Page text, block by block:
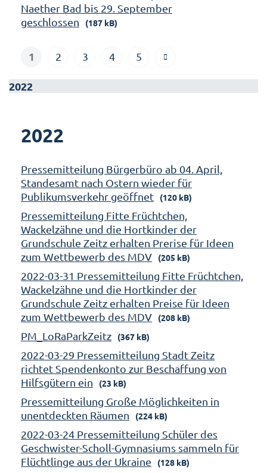
Naether Bad bis 29. September
geschlossen
(187 kB)
1 2 3 4 5
2022
2022
Pressemitteilung Bürgerbüro ab 04. April,
Standesamt nach Ostern wieder für
Publikumsverkehr geöffnet
(120 kB)
Pressemitteilung Fitte Früchtchen,
Wackelzähne und die Hortkinder der
Grundschule Zeitz erhalten Prerise für Ideen
zum Wettbewerb des MDV
(205 kB)
2022-03-31 Pressemitteilung Fitte Früchtchen,
Wackelzähne und die Hortkinder der
Grundschule Zeitz erhalten Preise für Ideen
zum Wettbewerb des MDV
(208 kB)
PM_LoRaParkZeitz (367 kB)
2022-03-29 Pressemitteilung Stadt Zeitz
richtet Spendenkonto zur Beschaffung von
Hilfsgütern ein
(23 kB)
Pressemitteilung Große Möglichkeiten in
unentdeckten Räumen
(224 kB)
2022-03-24 Pressemitteilung Schüler des
Geschwister-Scholl-Gymnasiums sammeln für
Flüchtlinge aus der Ukraine
(128 kB)